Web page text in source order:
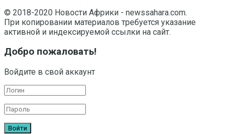
© 2018-2020 Новости Африки - newssahara.com.
При копировании материалов требуется указание
активной и индексируемой ссылки на сайт.
Добро пожаловать!
Войдите в свой аккаунт